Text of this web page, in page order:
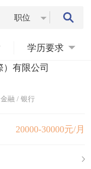
职位
学历要求
有限公司
金融 / 银行
20000-30000元/月